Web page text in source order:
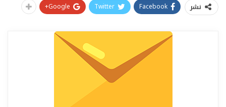
نشر Facebook
Twitter
Google+